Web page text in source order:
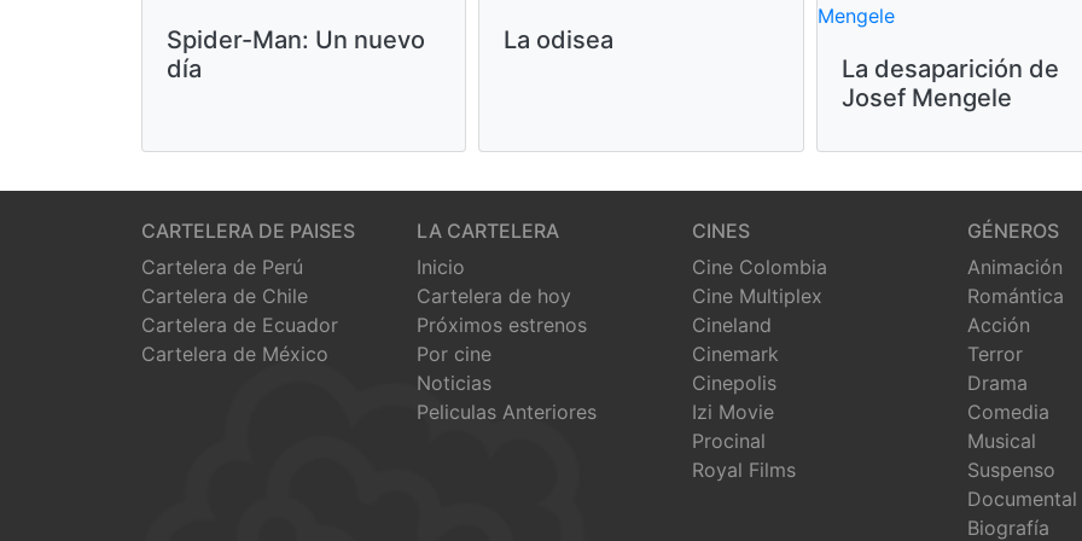
Spider-Man: Un nuevo
día
La odisea
La desaparición de
Josef Mengele
CARTELERA DE PAISES
Cartelera de Perú
Cartelera de Chile
Cartelera de Ecuador
Cartelera de México
LA CARTELERA
Inicio
Cartelera de hoy
Próximos estrenos
Por cine
Noticias
Peliculas Anteriores
CINES
Cine Colombia
Cine Multiplex
Cineland
Cinemark
Cinepolis
Izi Movie
Procinal
Royal Films
GÉNEROS
Animación
Romántica
Acción
Terror
Drama
Comedia
Musical
Suspenso
Documental
Biografía